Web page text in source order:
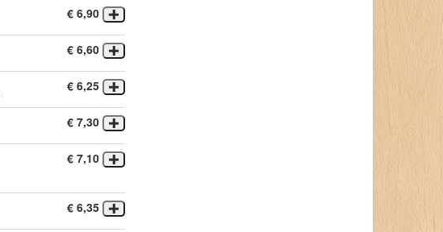
€ 6,90
€ 6,60
€ 6,25
€ 7,30
€ 7,10
€ 6,35